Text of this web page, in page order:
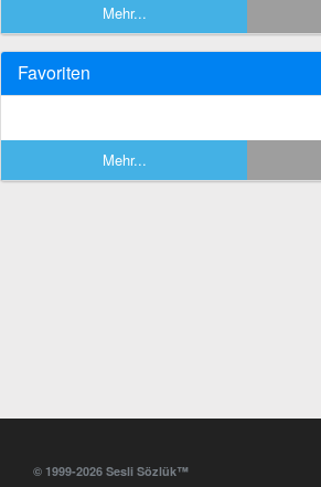
Mehr...
Favoriten
Mehr...
© 1999-2026 Sesli Sözlük™